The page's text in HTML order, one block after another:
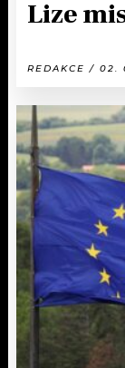
Lize
REDAKCE / 02.